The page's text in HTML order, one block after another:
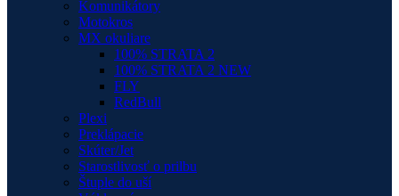
Komunikátory
Motokros
MX okuliare
100% STRATA 2
100% STRATA 2 NEW
FLY
RedBull
Plexi
Preklápacie
Skúter/Jet
Starostlivosť o prilbu
Štuple do uší